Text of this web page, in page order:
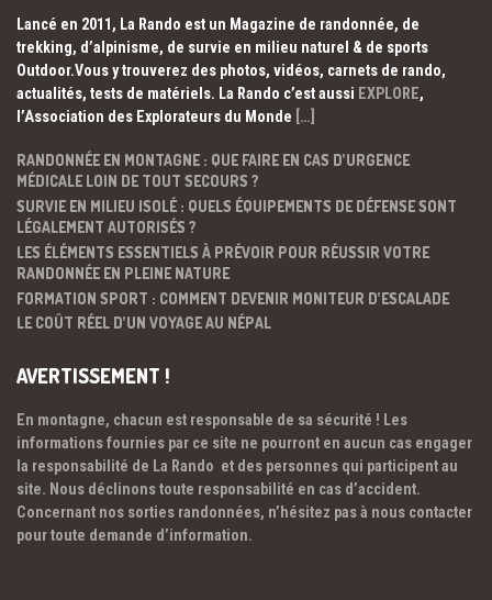
Lancé en 2011, La Rando est un Magazine de randonnée, de
trekking, d’alpinisme, de survie en milieu naturel & de sports
Outdoor.Vous y trouverez des photos, vidéos, carnets de rando,
actualités, tests de matériels. La Rando c’est aussi EXPLORE,
l’Association des Explorateurs du Monde […]
RANDONNÉE EN MONTAGNE : QUE FAIRE EN CAS D’URGENCE
MÉDICALE LOIN DE TOUT SECOURS ?
SURVIE EN MILIEU ISOLÉ : QUELS ÉQUIPEMENTS DE DÉFENSE SONT
LÉGALEMENT AUTORISÉS ?
LES ÉLÉMENTS ESSENTIELS À PRÉVOIR POUR RÉUSSIR VOTRE
RANDONNÉE EN PLEINE NATURE
FORMATION SPORT : COMMENT DEVENIR MONITEUR D’ESCALADE
LE COÛT RÉEL D’UN VOYAGE AU NÉPAL
AVERTISSEMENT !
En montagne, chacun est responsable de sa sécurité ! Les
informations fournies par ce site ne pourront en aucun cas engager
la responsabilité de La Rando et des personnes qui participent au
site. Nous déclinons toute responsabilité en cas d’accident.
Concernant nos sorties randonnées, n’hésitez pas à nous contacter
pour toute demande d’information.